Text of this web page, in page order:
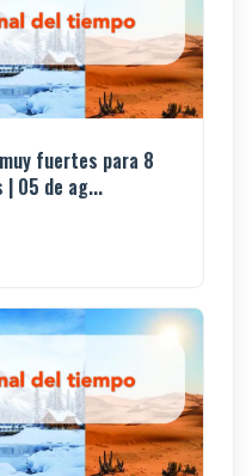
fuertes para 8
| 05 de ag...